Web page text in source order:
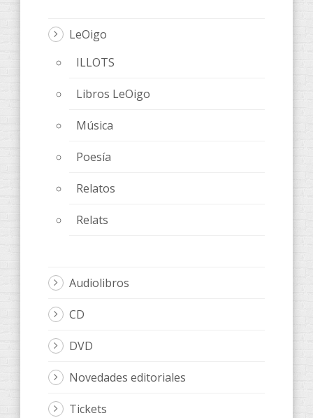
LeOigo
ILLOTS
Libros LeOigo
Música
Poesía
Relatos
Relats
Audiolibros
CD
DVD
Novedades editoriales
Tickets